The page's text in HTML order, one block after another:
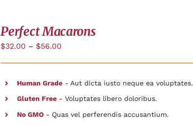
Perfect Macarons
$32.00 – $56.00
Human Grade- Aut dicta iusto neque ea voluptates.
Gluten Free- Voluptates libero doloribus.
No GMO- Quas vel perferendis accusantium.